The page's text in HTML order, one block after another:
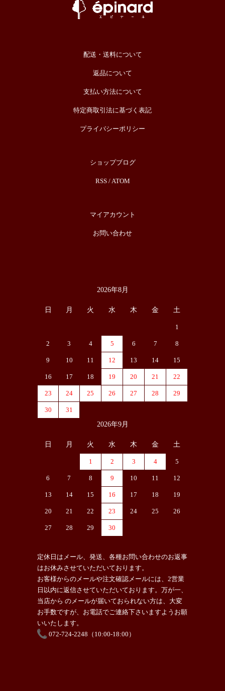
配送・送料について
返品について
支払い方法について
特定商取引法に基づく表記
プライバシーポリシー
ショップブログ
RSS/ATOM
マイアカウント
お問い合わせ
2026年8月
日 月 火 水 木 金 土
1
2 3 4 5 6 7 8
9 10 11 12 13 14 15
16 17 18 19 20 21 22
23 24 25 26 27 28 29
30
31
2026年9月
日 月 火 水 木 金 土
1 2 3 4 5
6 7 8 9 10 11 12
13 14 15 16 17 18 19
20 21 22 23 24 25 26
27 28 29 30
定休日はメール、発送、各種お問い合わせのお返事
はお休みさせていただいております。
お客様からのメールや注文確認メールには、2営業
日以内に返信させていただいております。万が一、
当店から のメールが届いておられない方は、大変
お手数ですが、お電話でご連絡下さいますようお願
いいたします。
072-724-2248（10:00-18:00）